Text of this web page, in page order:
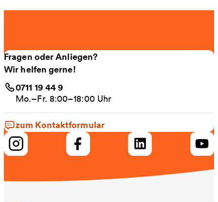
Fragen oder Anliegen?
Wir helfen gerne!
0711 19 44 9
Mo.–Fr. 8:00–18:00 Uhr
zum Kontaktformular